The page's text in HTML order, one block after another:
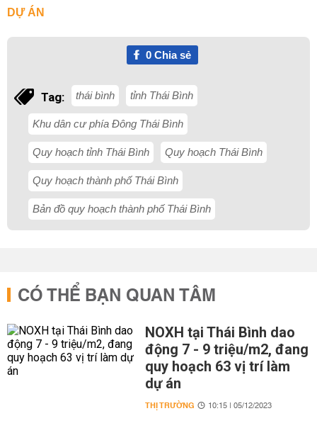
DỰ ÁN
0Chia sẻ
Tag: thái bình tỉnh Thái Bình
Khu dân cư phía Đông Thái Bình
Quy hoạch tỉnh Thái Bình Quy hoạch Thái Bình
Quy hoạch thành phố Thái Bình
Bản đồ quy hoạch thành phố Thái Bình
CÓ THỂ BẠN QUAN TÂM
NOXH tại Thái Bình dao
động 7 - 9 triệu/m2, đang
quy hoạch 63 vị trí làm
dự án
THỊ TRƯỜNG 10:15 | 05/12/2023